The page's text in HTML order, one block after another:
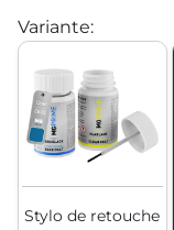
Variante:
Stylo de retouche